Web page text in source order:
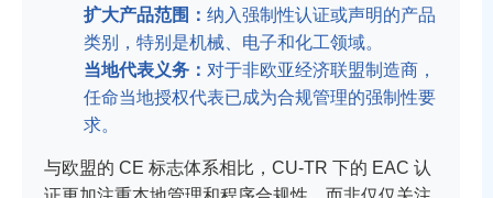
扩大产品范围： 纳入强制性认证或声明的产品
类别，特别是机械、电子和化工领域。
当地代表义务： 对于非欧亚经济联盟制造商，
任命当地授权代表已成为合规管理的强制性要
求。
与欧盟的 CE 标志体系相比，CU-TR 下的 EAC 认